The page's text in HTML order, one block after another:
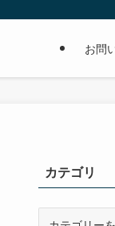
お問
カテゴリ